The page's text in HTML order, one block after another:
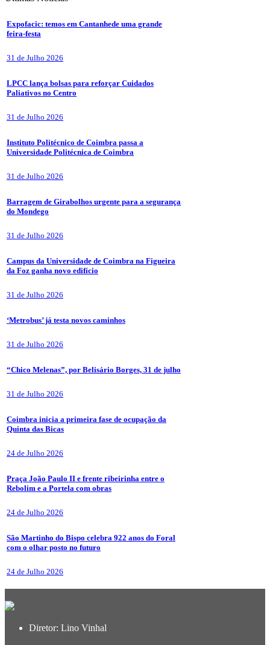
Expofacic: temos em Cantanhede uma grande
feira-festa
31 de Julho 2026
LPCC lança bolsas para reforçar Cuidados
Paliativos no Centro
31 de Julho 2026
Instituto Politécnico de Coimbra passa a
Universidade Politécnica de Coimbra
31 de Julho 2026
Barragem de Girabolhos urgente para a segurança
do Mondego
31 de Julho 2026
Campus da Universidade de Coimbra na Figueira
da Foz ganha novo edifício
31 de Julho 2026
‘Metrobus’ já testa novos caminhos
31 de Julho 2026
“Chico Melenas”, por Belisário Borges, 31 de julho
31 de Julho 2026
Coimbra inicia a primeira fase de ocupação da
Quinta das Bicas
24 de Julho 2026
Praça João Paulo II e frente ribeirinha entre o
Rebolim e a Portela com obras
24 de Julho 2026
São Martinho do Bispo celebra 922 anos do Foral
com o olhar posto no futuro
24 de Julho 2026
Diretor: Lino Vinhal